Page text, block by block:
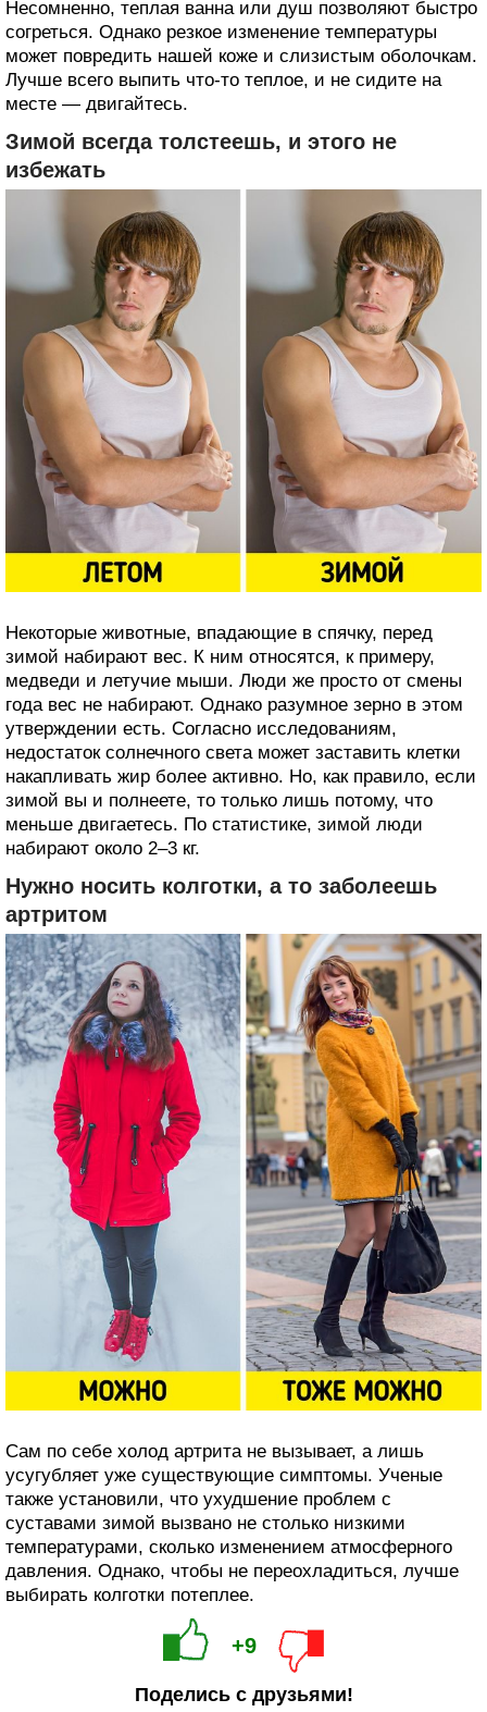
Несомненно, теплая ванна или душ позволяют быстро
согреться. Однако резкое изменение температуры
может повредить нашей коже и слизистым оболочкам.
Лучше всего выпить что-то теплое, и не сидите на
месте — двигайтесь.
Зимой всегда толстеешь, и этого не
избежать
Некоторые животные, впадающие в спячку, перед
зимой набирают вес. К ним относятся, к примеру,
медведи и летучие мыши. Люди же просто от смены
года вес не набирают. Однако разумное зерно в этом
утверждении есть. Согласно исследованиям,
недостаток солнечного света может заставить клетки
накапливать жир более активно. Но, как правило, если
зимой вы и полнеете, то только лишь потому, что
меньше двигаетесь. По статистике, зимой люди
набирают около 2–3 кг.
Нужно носить колготки, а то заболеешь
артритом
Сам по себе холод артрита не вызывает, а лишь
усугубляет уже существующие симптомы. Ученые
также установили, что ухудшение проблем с
суставами зимой вызвано не столько низкими
температурами, сколько изменением атмосферного
давления. Однако, чтобы не переохладиться, лучше
выбирать колготки потеплее.
+9
Поделись с друзьями!